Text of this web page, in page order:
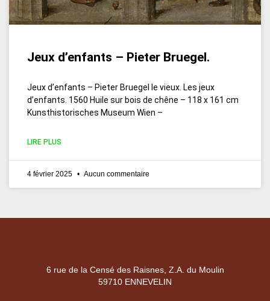
Jeux d’enfants – Pieter Bruegel.
Jeux d’enfants – Pieter Bruegel le vieux. Les jeux
d’enfants. 1560 Huile sur bois de chêne – 118 x 161 cm
Kunsthistorisches Museum Wien –
LIRE PLUS
4 février 2025 Aucun commentaire
6 rue de la Censé des Raisnes, Z.A. du Moulin
59710 ENNEVELIN